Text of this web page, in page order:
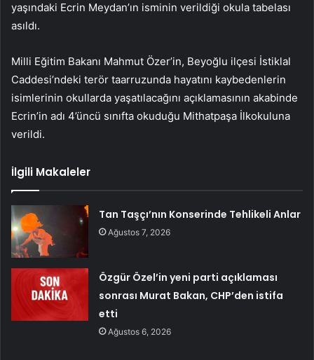
yaşındaki Ecrin Meydan’ın isminin verildiği okula tabelası
asıldı.
Milli Eğitim Bakanı Mahmut Özer’in, Beyoğlu ilçesi İstiklal
Caddesi’ndeki terör taarruzunda hayatını kaybedenlerin
isimlerinin okullarda yaşatılacağını açıklamasının akabinde
Ecrin’in adı 4’üncü sınıfta okuduğu Mithatpaşa İlkokuluna
verildi.
İlgili Makaleler
Tan Taşçı’nın Konserinde Tehlikeli Anlar
Ağustos 7, 2026
Özgür Özel’in yeni parti açıklaması
sonrası Murat Bakan, CHP’den istifa
etti
Ağustos 6, 2026